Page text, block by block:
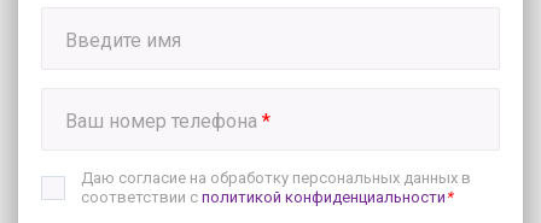
Введите имя
Ваш номер телефона *
Даю согласие на обработку персональных данных в
соответствии с политикой конфиденциальности *